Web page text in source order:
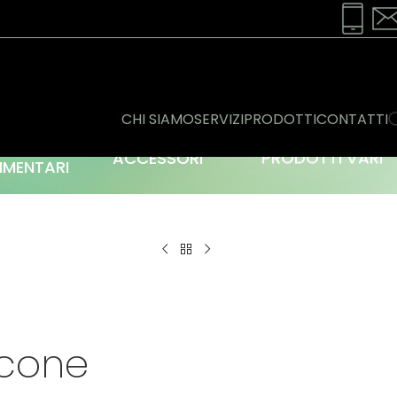
CHI SIAMOSERVIZIPRODOTTICONTATTI
ACCESSORI PRODOTTI VARI